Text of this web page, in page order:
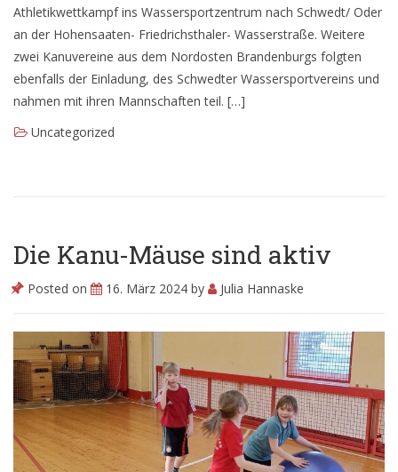
Anmeldung
Flyer
Videos
Fotos
Athletikwettkampf ins Wassersportzentrum nach Schwedt/ Oder
an der Hohensaaten- Friedrichsthaler- Wasserstraße. Weitere
zwei Kanuvereine aus dem Nordosten Brandenburgs folgten
ebenfalls der Einladung, des Schwedter Wassersportvereins und
nahmen mit ihren Mannschaften teil. […]
Uncategorized
Die Kanu-Mäuse sind aktiv
Posted on 16. März 2024 by Julia Hannaske